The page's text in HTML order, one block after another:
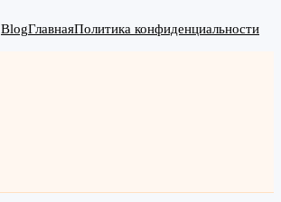
BlogГлавнаяПолитика конфиденциальности